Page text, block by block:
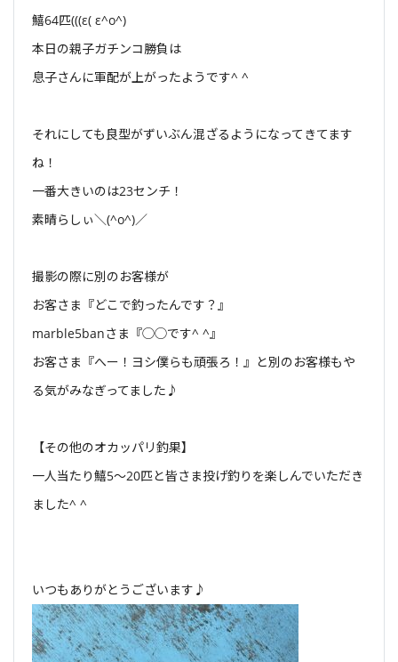
鱚64匹(((ε( ε^o^)
本日の親子ガチンコ勝負は
息子さんに軍配が上がったようです^ ^
それにしても良型がずいぶん混ざるようになってきてます
ね！
一番大きいのは23センチ！
素晴らしぃ＼(^o^)／
撮影の際に別のお客様が
お客さま『どこで釣ったんです？』
marble5banさま『◯◯です^ ^』
お客さま『へー！ヨシ僕らも頑張ろ！』と別のお客様もや
る気がみなぎってました♪
【その他のオカッパリ釣果】
一人当たり鱚5〜20匹と皆さま投げ釣りを楽しんでいただき
ました^ ^
いつもありがとうございます♪